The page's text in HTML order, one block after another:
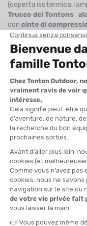
(coperta isotermica,
Trucco dei Tontons :
con cinte di
carico.
I criteri essenziali per
Peso, volume, taglia,
porta-bastoncini...
nella scelta del Suo